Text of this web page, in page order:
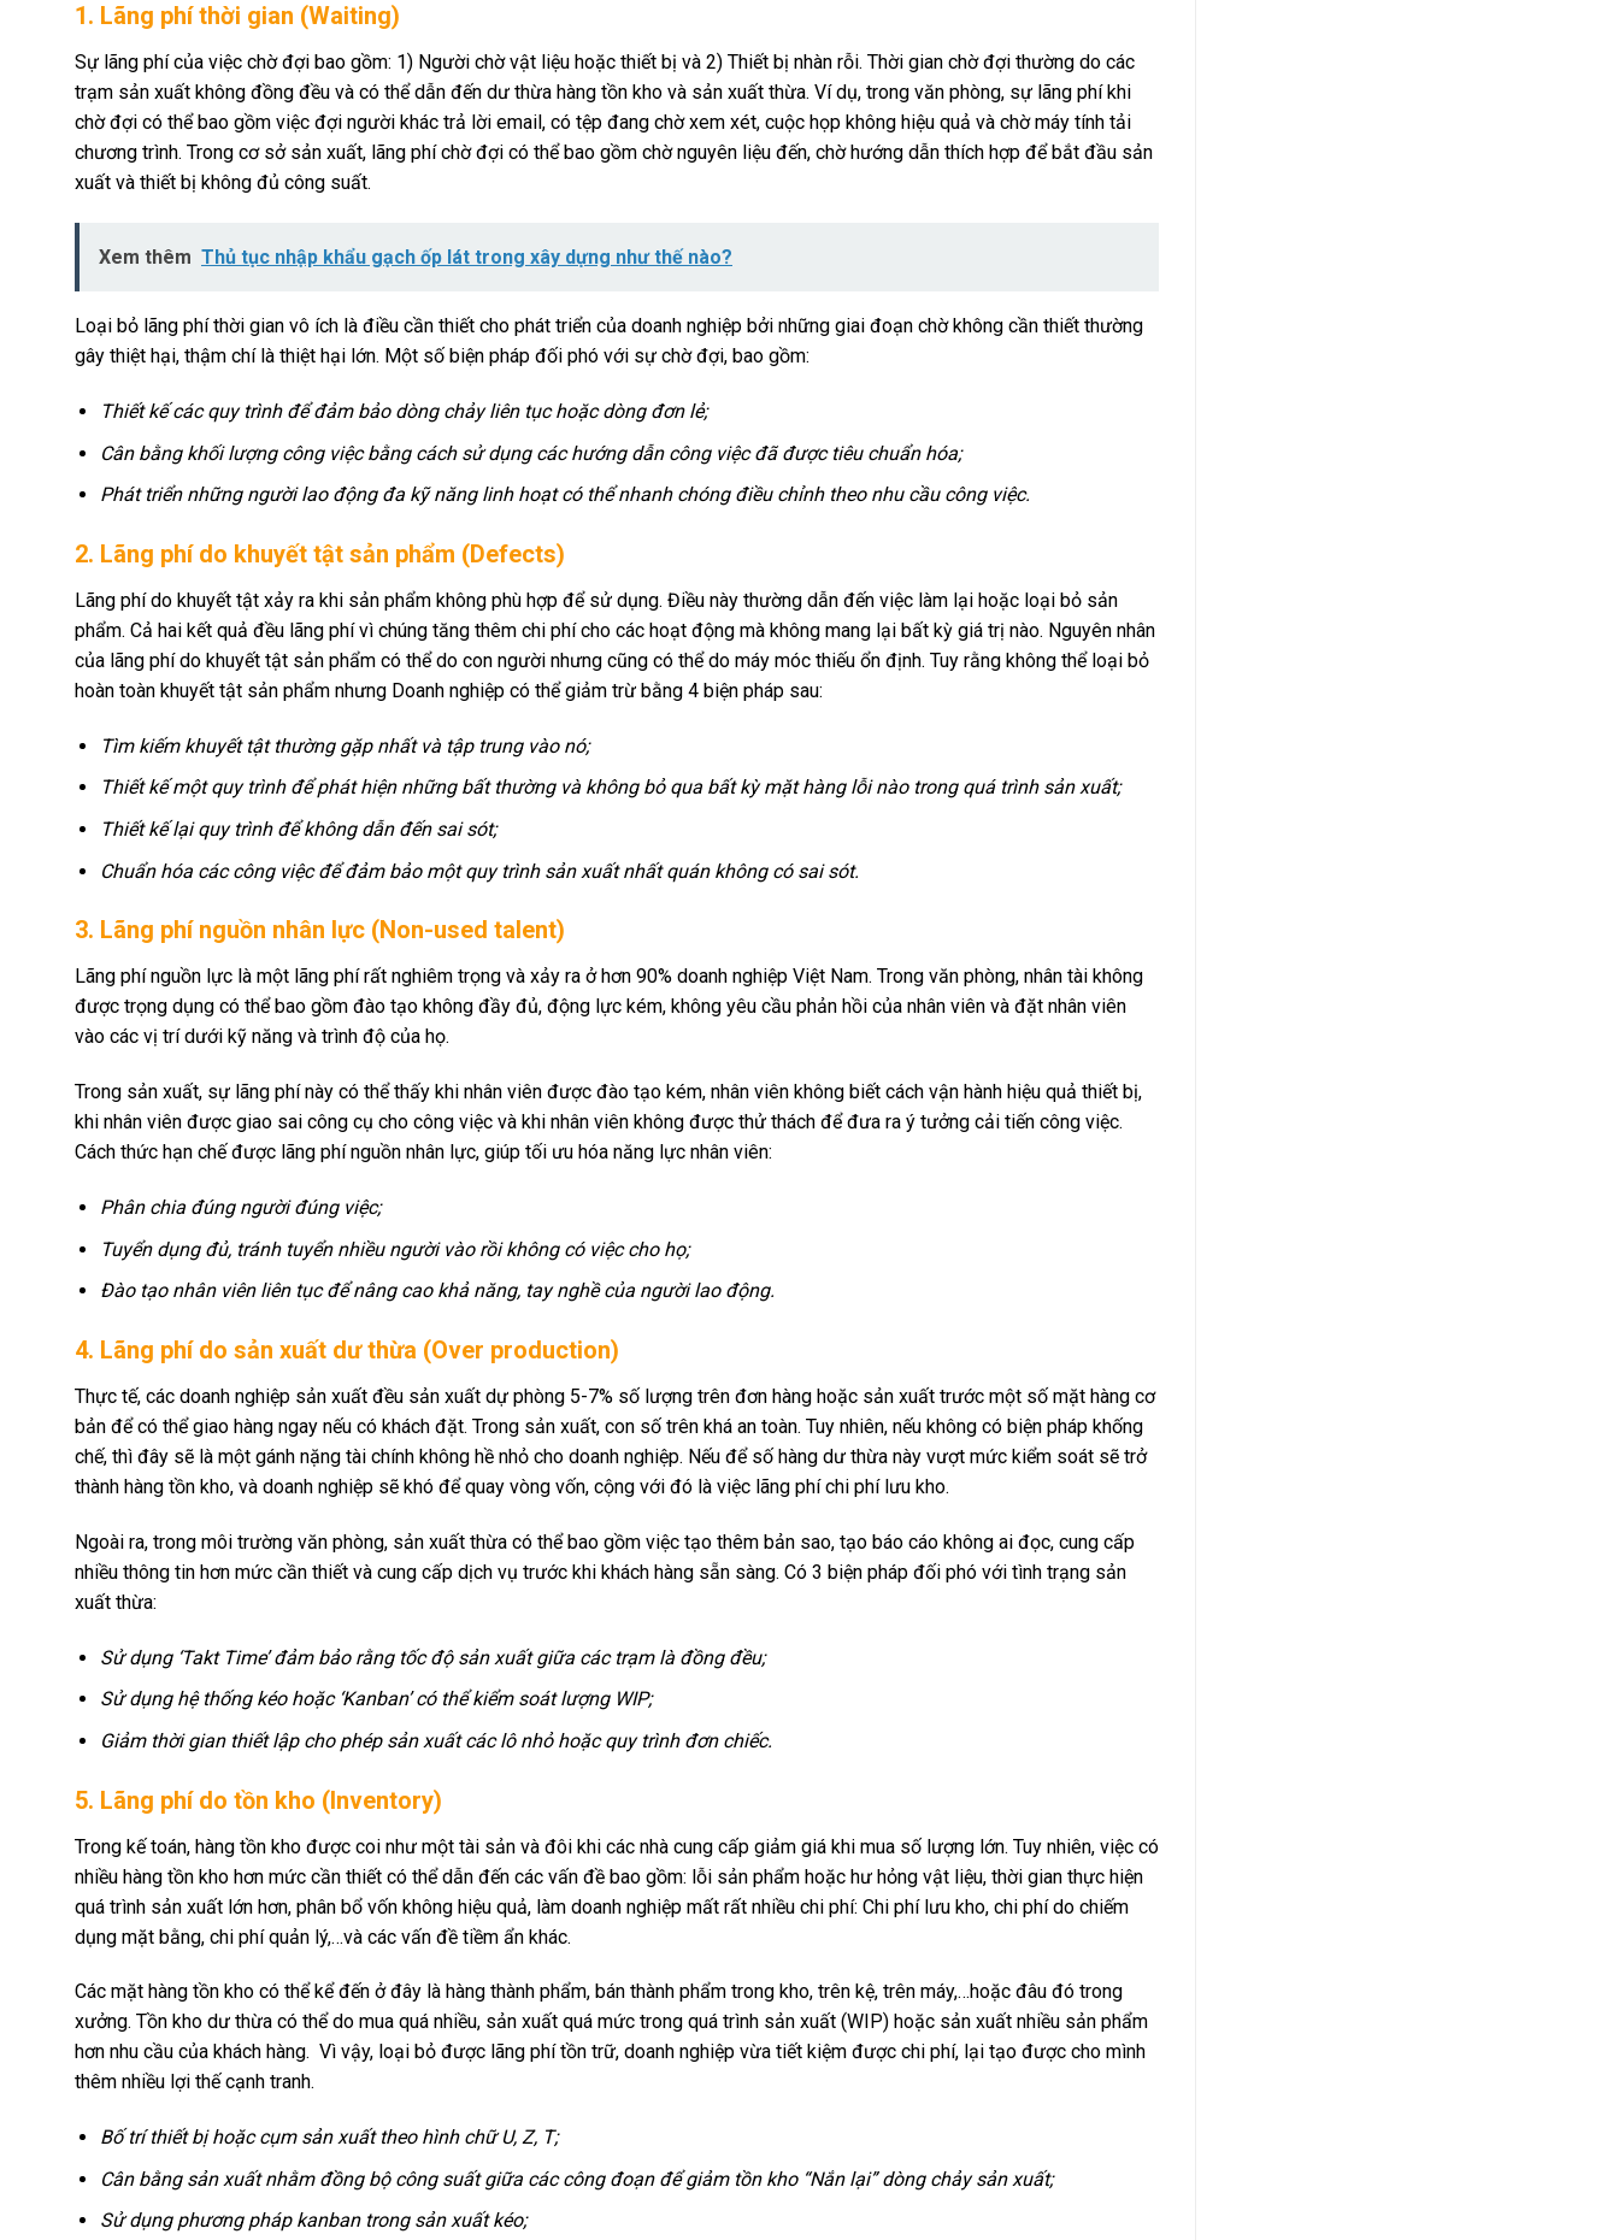
1. Lãng phí thời gian (Waiting)
Sự lãng phí của việc chờ đợi bao gồm: 1) Người chờ vật liệu hoặc thiết bị và 2) Thiết bị nhàn rỗi. Thời gian chờ đợi thường do các
trạm sản xuất không đồng đều và có thể dẫn đến dư thừa hàng tồn kho và sản xuất thừa. Ví dụ, trong văn phòng, sự lãng phí khi
chờ đợi có thể bao gồm việc đợi người khác trả lời email, có tệp đang chờ xem xét, cuộc họp không hiệu quả và chờ máy tính tải
chương trình. Trong cơ sở sản xuất, lãng phí chờ đợi có thể bao gồm chờ nguyên liệu đến, chờ hướng dẫn thích hợp để bắt đầu sản
xuất và thiết bị không đủ công suất.
Xem thêm Thủ tục nhập khẩu gạch ốp lát trong xây dựng như thế nào?
Loại bỏ lãng phí thời gian vô ích là điều cần thiết cho phát triển của doanh nghiệp bởi những giai đoạn chờ không cần thiết thường
gây thiệt hại, thậm chí là thiệt hại lớn. Một số biện pháp đối phó với sự chờ đợi, bao gồm:
Thiết kế các quy trình để đảm bảo dòng chảy liên tục hoặc dòng đơn lẻ;
Cân bằng khối lượng công việc bằng cách sử dụng các hướng dẫn công việc đã được tiêu chuẩn hóa;
Phát triển những người lao động đa kỹ năng linh hoạt có thể nhanh chóng điều chỉnh theo nhu cầu công việc.
2. Lãng phí do khuyết tật sản phẩm (Defects)
Lãng phí do khuyết tật xảy ra khi sản phẩm không phù hợp để sử dụng. Điều này thường dẫn đến việc làm lại hoặc loại bỏ sản
phẩm. Cả hai kết quả đều lãng phí vì chúng tăng thêm chi phí cho các hoạt động mà không mang lại bất kỳ giá trị nào. Nguyên nhân
của lãng phí do khuyết tật sản phẩm có thể do con người nhưng cũng có thể do máy móc thiếu ổn định. Tuy rằng không thể loại bỏ
hoàn toàn khuyết tật sản phẩm nhưng Doanh nghiệp có thể giảm trừ bằng 4 biện pháp sau:
Tìm kiếm khuyết tật thường gặp nhất và tập trung vào nó;
Thiết kế một quy trình để phát hiện những bất thường và không bỏ qua bất kỳ mặt hàng lỗi nào trong quá trình sản xuất;
Thiết kế lại quy trình để không dẫn đến sai sót;
Chuẩn hóa các công việc để đảm bảo một quy trình sản xuất nhất quán không có sai sót.
3. Lãng phí nguồn nhân lực (Non-used talent)
Lãng phí nguồn lực là một lãng phí rất nghiêm trọng và xảy ra ở hơn 90% doanh nghiệp Việt Nam. Trong văn phòng, nhân tài không
được trọng dụng có thể bao gồm đào tạo không đầy đủ, động lực kém, không yêu cầu phản hồi của nhân viên và đặt nhân viên
vào các vị trí dưới kỹ năng và trình độ của họ.
Trong sản xuất, sự lãng phí này có thể thấy khi nhân viên được đào tạo kém, nhân viên không biết cách vận hành hiệu quả thiết bị,
khi nhân viên được giao sai công cụ cho công việc và khi nhân viên không được thử thách để đưa ra ý tưởng cải tiến công việc.
Cách thức hạn chế được lãng phí nguồn nhân lực, giúp tối ưu hóa năng lực nhân viên:
Phân chia đúng người đúng việc;
Tuyển dụng đủ, tránh tuyển nhiều người vào rồi không có việc cho họ;
Đào tạo nhân viên liên tục để nâng cao khả năng, tay nghề của người lao động.
4. Lãng phí do sản xuất dư thừa (Over production)
Thực tế, các doanh nghiệp sản xuất đều sản xuất dự phòng 5-7% số lượng trên đơn hàng hoặc sản xuất trước một số mặt hàng cơ
bản để có thể giao hàng ngay nếu có khách đặt. Trong sản xuất, con số trên khá an toàn. Tuy nhiên, nếu không có biện pháp khống
chế, thì đây sẽ là một gánh nặng tài chính không hề nhỏ cho doanh nghiệp. Nếu để số hàng dư thừa này vượt mức kiểm soát sẽ trở
thành hàng tồn kho, và doanh nghiệp sẽ khó để quay vòng vốn, cộng với đó là việc lãng phí chi phí lưu kho.
Ngoài ra, trong môi trường văn phòng, sản xuất thừa có thể bao gồm việc tạo thêm bản sao, tạo báo cáo không ai đọc, cung cấp
nhiều thông tin hơn mức cần thiết và cung cấp dịch vụ trước khi khách hàng sẵn sàng. Có 3 biện pháp đối phó với tình trạng sản
xuất thừa:
Sử dụng ‘Takt Time’ đảm bảo rằng tốc độ sản xuất giữa các trạm là đồng đều;
Sử dụng hệ thống kéo hoặc ‘Kanban’ có thể kiểm soát lượng WIP;
Giảm thời gian thiết lập cho phép sản xuất các lô nhỏ hoặc quy trình đơn chiếc.
5. Lãng phí do tồn kho (Inventory)
Trong kế toán, hàng tồn kho được coi như một tài sản và đôi khi các nhà cung cấp giảm giá khi mua số lượng lớn. Tuy nhiên, việc có
nhiều hàng tồn kho hơn mức cần thiết có thể dẫn đến các vấn đề bao gồm: lỗi sản phẩm hoặc hư hỏng vật liệu, thời gian thực hiện
quá trình sản xuất lớn hơn, phân bổ vốn không hiệu quả, làm doanh nghiệp mất rất nhiều chi phí: Chi phí lưu kho, chi phí do chiếm
dụng mặt bằng, chi phí quản lý,…và các vấn đề tiềm ẩn khác.
Các mặt hàng tồn kho có thể kể đến ở đây là hàng thành phẩm, bán thành phẩm trong kho, trên kệ, trên máy,…hoặc đâu đó trong
xưởng. Tồn kho dư thừa có thể do mua quá nhiều, sản xuất quá mức trong quá trình sản xuất (WIP) hoặc sản xuất nhiều sản phẩm
hơn nhu cầu của khách hàng. Vì vậy, loại bỏ được lãng phí tồn trữ, doanh nghiệp vừa tiết kiệm được chi phí, lại tạo được cho mình
thêm nhiều lợi thế cạnh tranh.
Bố trí thiết bị hoặc cụm sản xuất theo hình chữ U, Z, T;
Cân bằng sản xuất nhằm đồng bộ công suất giữa các công đoạn để giảm tồn kho “Nắn lại” dòng chảy sản xuất;
Sử dụng phương pháp kanban trong sản xuất kéo;